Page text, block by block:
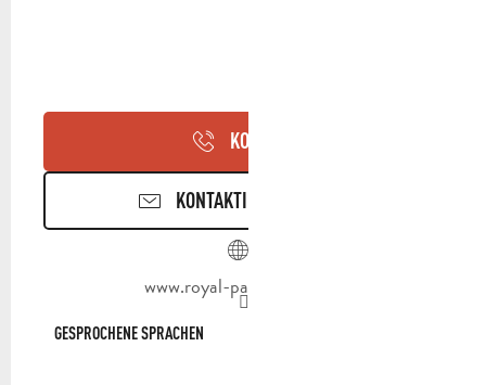
KONTAKT
KONTAKTIEREN SIE UNS
www.royal-palmeraie.com
GESPROCHENE SPRACHEN
GESPROCHENE SPRACHEN